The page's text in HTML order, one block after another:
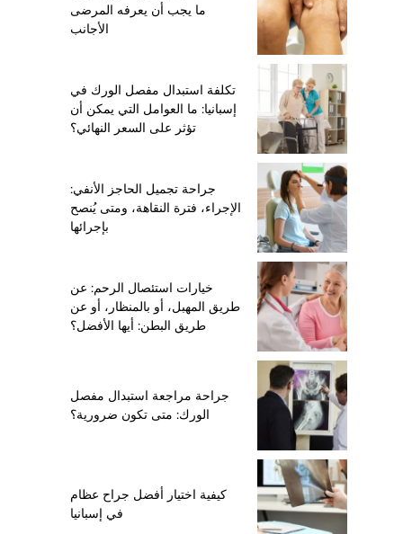
ما يجب أن يعرفه المرضى
الأجانب
تكلفة استبدال مفصل الورك في
إسبانيا: ما العوامل التي يمكن أن
تؤثر على السعر النهائي؟
جراحة تجميل الحاجز الأنفي:
الإجراء، فترة النقاهة، ومتى يُنصح
بإجرائها
خيارات استئصال الرحم: عن
طريق المهبل، أو بالمنظار، أو عن
طريق البطن: أيها الأفضل؟
جراحة مراجعة استبدال مفصل
الورك: متى تكون ضرورية؟
كيفية اختيار أفضل جراح عظام
في إسبانيا